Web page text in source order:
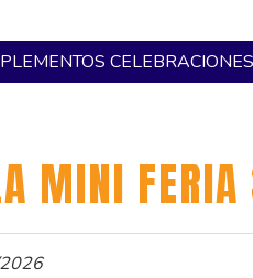
CELEBRACIONES
MINI